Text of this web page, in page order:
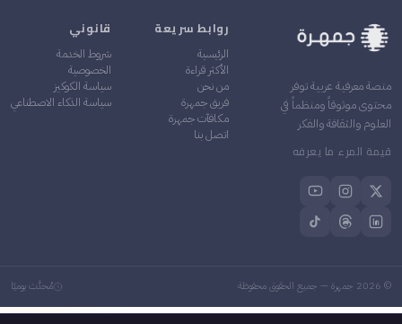
منصة معرفية عربية توفر
محتوى موثوقاً ومنظماً في
العلوم والثقافة والفكر
قيمة المرء ما يعرفه
روابط سريعة
الرئيسية
الأكثر قراءة
من نحن
فريق جمهرة
مكافآت جمهرة
اتصل بنا
قانوني
شروط الخدمة
الخصوصية
سياسة الكوكيز
سياسة الذكاء الاصطناعي
©
2026 جمهرة — جميع الحقوق محفوظة مُحدَّث يوميًا